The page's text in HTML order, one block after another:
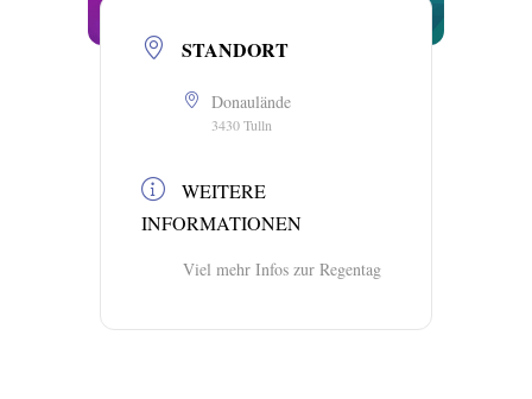
STANDORT
Donaulände
3430 Tulln
WEITERE
INFORMATIONEN
Viel mehr Infos zur Regentag